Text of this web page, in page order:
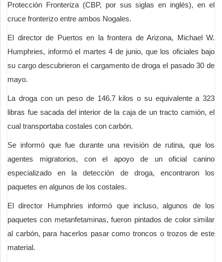
Protección Fronteriza (CBP, por sus siglas en inglés), en el
cruce fronterizo entre ambos Nogales.
El director de Puertos en la frontera de Arizona, Michael W.
Humphries, informó el martes 4 de junio, que los oficiales bajo
su cargo descubrieron el cargamento de droga el pasado 30 de
mayo.
La droga con un peso de 146.7 kilos o su equivalente a 323
libras fue sacada del interior de la caja de un tracto camión, el
cual transportaba costales con carbón.
Se informó que fue durante una revisión de rutina, que los
agentes migratorios, con el apoyo de un oficial canino
especializado en la detección de droga, encontraron los
paquetes en algunos de los costales.
El director Humphries informó que incluso, algunos de los
paquetes con metanfetaminas, fueron pintados de color similar
al carbón, para hacerlos pasar como troncos o trozos de este
material.